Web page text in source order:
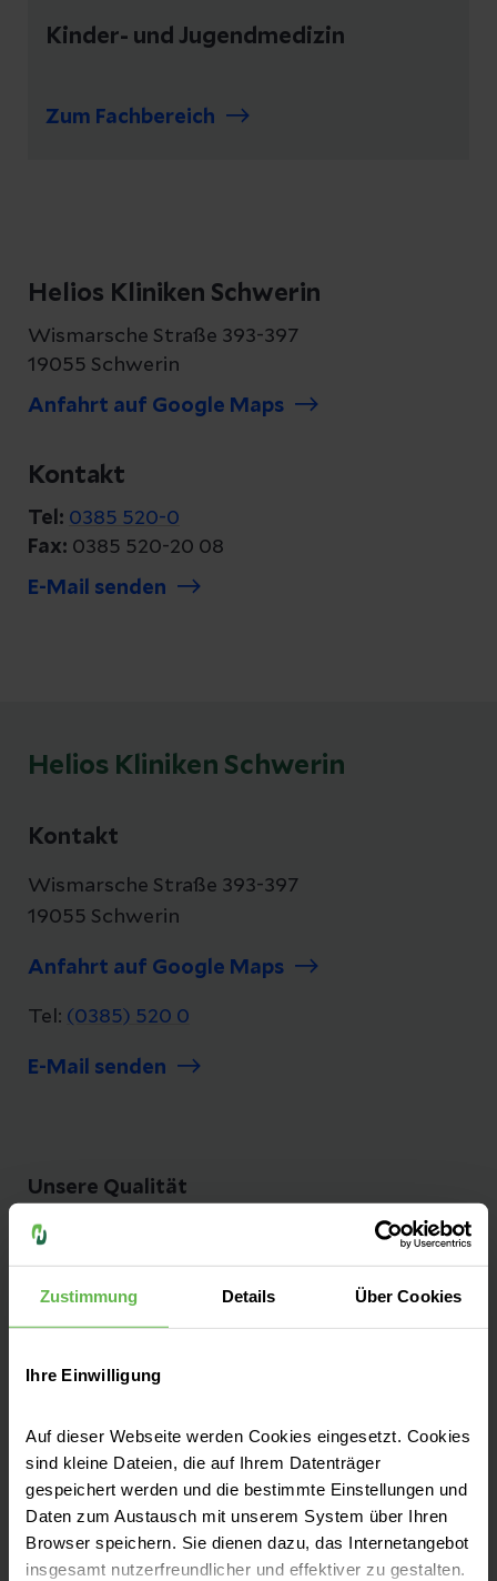
Zustimmung Details Über Cookies
Ihre Einwilligung
Auf dieser Webseite werden Cookies eingesetzt. Cookies
sind kleine Dateien, die auf Ihrem Datenträger
gespeichert werden und die bestimmte Einstellungen und
Daten zum Austausch mit unserem System über Ihren
Browser speichern. Sie dienen dazu, das Internetangebot
insgesamt nutzerfreundlicher und effektiver zu gestalten.
Kinder- und Jugendmedizin
Zum Fachbereich
Helios Kliniken Schwerin
Wismarsche Straße 393-397
19055 Schwerin
Anfahrt auf Google Maps
Kontakt
Tel: 0385 520-0
Fax: 0385 520-20 08
E-Mail senden
Helios Kliniken Schwerin
Kontakt
Wismarsche Straße 393-397
19055 Schwerin
Anfahrt auf Google Maps
Tel: (0385) 520 0
E-Mail senden
Unsere Qualität
"Besser geht immer!", daher ist Qualität bei
uns nicht nur ein Wort, es ist ein Versprechen.
optimieren wir unsere Qualität, damit sie
Fachbereiche